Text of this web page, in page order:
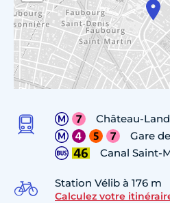
Château-
Gare
Canal Saint-
Station Vélib à 176 m
Calculez votre